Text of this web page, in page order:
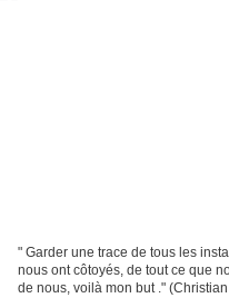
" Garder une trace de tous les
nous ont côtoyés, de tout ce que
de nous, voilà mon but ."